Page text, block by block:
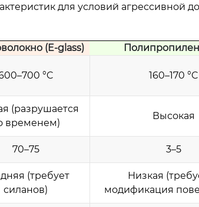
для условий агрессивной
(E-glass)
°C 160–170 °C
(разрушается
временем)
Высокая
70–75 3–5
(требует
силанов)
Низкая
модификация